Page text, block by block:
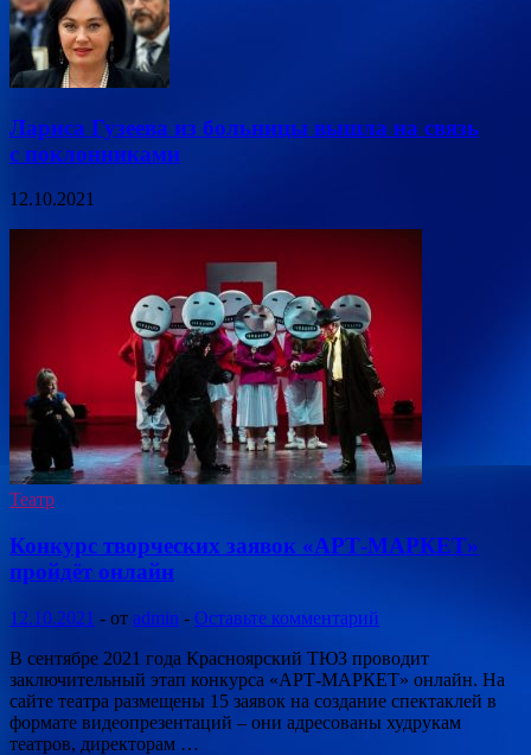
Лариса Гузеева из больницы вышла на связь
с поклонниками
12.10.2021
Театр
Конкурс творческих заявок «АРТ-МАРКЕТ»
пройдёт онлайн
12.10.2021 - от admin - Оставьте комментарий
В сентябре 2021 года Красноярский ТЮЗ проводит
заключительный этап конкурса «АРТ-МАРКЕТ» онлайн. На
сайте театра размещены 15 заявок на создание спектаклей в
формате видеопрезентаций – они адресованы худрукам
театров, директорам …